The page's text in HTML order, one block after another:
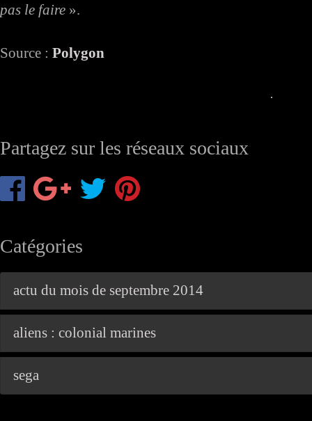
pas le faire ».
Source : Polygon
Partagez sur les réseaux sociaux
Catégories
actu du mois de septembre 2014
aliens : colonial marines
sega